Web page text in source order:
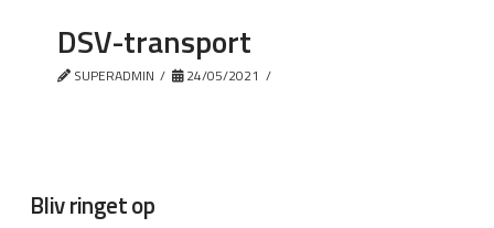
DSV-transport
SUPERADMIN 24/05/2021
Bliv ringet op